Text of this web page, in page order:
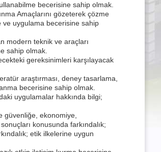
becerisine sahip olmak.
Amaçlarını gözeterek çözme
uygulama becerisine sahip
modern teknik ve araçları
sahip olmak.
gereksinimleri karşılayacak
araştırması, deney tasarlama,
becerisine sahip olmak.
uygulamalar hakkında bilgi;
güvenliğe, ekonomiye,
konusunda farkındalık;
etik ilkelerine uygun